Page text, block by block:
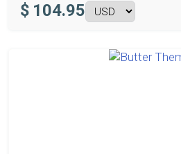
$ 104.95